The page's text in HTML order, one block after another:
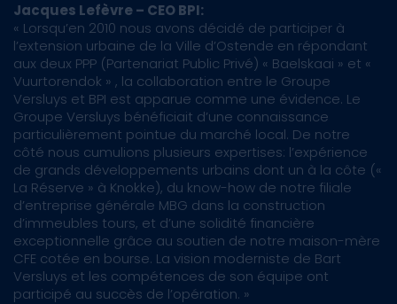
Jacques Lefèvre – CEO BPI:
« Lorsqu’en 2010 nous avons décidé de participer à
l’extension urbaine de la Ville d’Ostende en répondant
aux deux PPP (Partenariat Public Privé) « Baelskaai » et «
Vuurtorendok » , la collaboration entre le Groupe
Versluys et BPI est apparue comme une évidence. Le
Groupe Versluys bénéficiait d’une connaissance
particulièrement pointue du marché local. De notre
côté nous cumulions plusieurs expertises: l’expérience
de grands développements urbains dont un à la côte («
La Réserve » à Knokke), du know-how de notre filiale
d’entreprise générale MBG dans la construction
d’immeubles tours, et d’une solidité financière
exceptionnelle grâce au soutien de notre maison-mère
CFE cotée en bourse. La vision moderniste de Bart
Versluys et les compétences de son équipe ont
participé au succès de l’opération. »